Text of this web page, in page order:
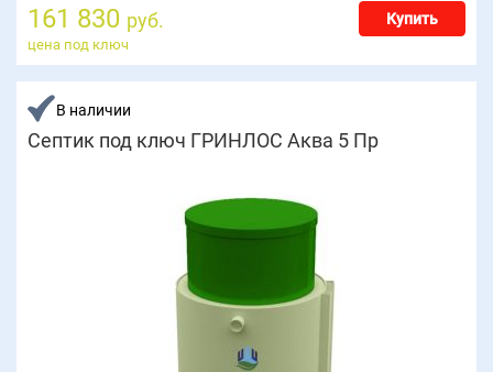
161 830 руб. Купить
цена под ключ
В наличии
Септик под ключ ГРИНЛОС Аква 5 Пр